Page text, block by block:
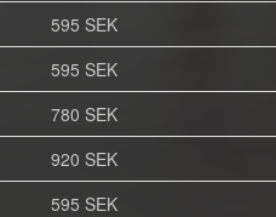
595 SEK
595 SEK
780 SEK
920 SEK
595 SEK